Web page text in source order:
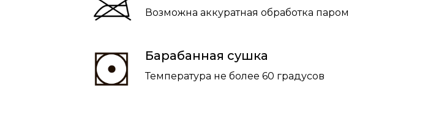
Возможна аккуратная обработка паром
Барабанная сушка
Температура не более 60 градусов